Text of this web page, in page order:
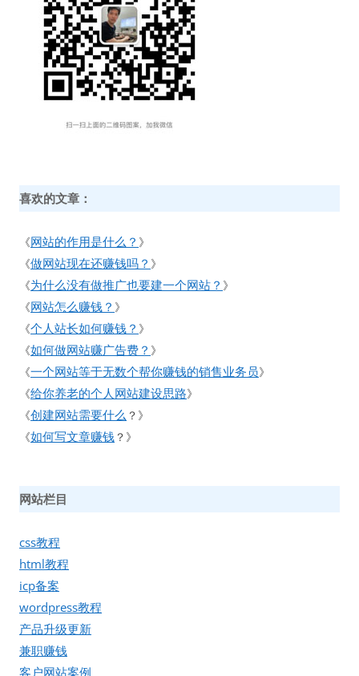
喜欢的文章：
《网站的作用是什么？ 》
《做网站现在还赚钱吗？ 》
《为什么没有做推广也要建一个网站？ 》
《网站怎么赚钱？ 》
《个人站长如何赚钱？ 》
《如何做网站赚广告费？ 》
《一个网站等于无数个帮你赚钱的销售业务员》
《给你养老的个人网站建设思路》
《创建网站需要什么 ？》
《如何写文章赚钱 ？》
网站栏目
css教程
html教程
icp备案
wordpress教程
产品升级更新
兼职赚钱
客户网站案例